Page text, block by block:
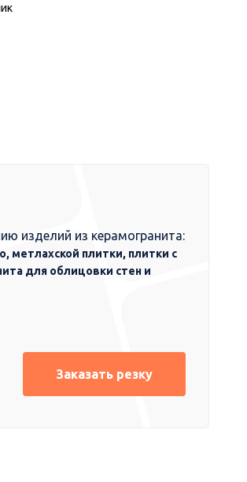
изделий из керамогранита:
метлахской плитки, плитки с
для облицовки стен и
Заказать резку